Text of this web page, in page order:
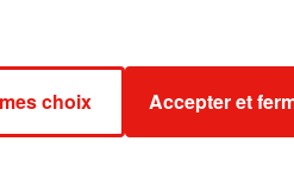
invisible qui explique
choix Accepter et